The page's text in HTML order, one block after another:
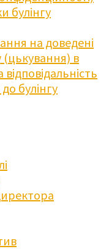
булінгу
на доведені
(цькування) в
відповідальність
булінгу